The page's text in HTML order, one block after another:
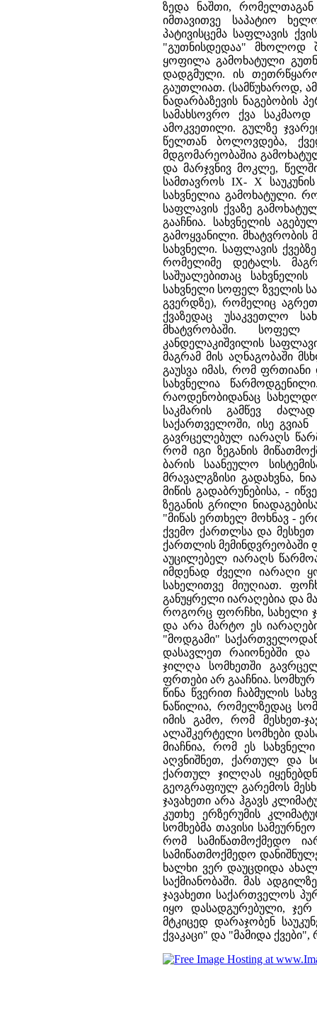
ზედა ნაშთი, რომელთაგან
იმთავითვე საპატიო
პატივისცემა საფლავის
"გუთნისდედაა" მხოლოდ
ყოფილა გამოხატული
დადგმული. ის
გაუთლიათ. (სამწუხაროდ,
ნადარბაზევის ნაგებობის
სამახსოვრო ქვა
ამოკვეთილი. გულზე
წელთან ბოლოვდება,
მდგომარეობაშია
და მარჯვნივ მოკლე,
სამთავროს IX- X
სახვნელია გამოხატული.
საფლავის ქვაზე
გააჩნია. სახვნელის
გამოყვანილი.
სახვნელი. საფლავის
რომელიმე დეტალს.
საშუალებითაც
სახვნელი სოფელ ზველის
გვერდზე), რომელიც
ქვაზედაც უსაკვეთლო
მხატვრობაში. სოფელ
კანდელაკიშვილის
მაგრამ მის აღნაგობაში
გაუსვა იმას, რომ
სახვნელია
რაოდენობიდანაც
საკმარის გამწევ
საქართველოში, ისე
გავრცელებულ იარაღს
რომ იგი ზეგანის
ბარის საანეულო
მრავალგზისი გადახვნა,
მიწის გადაბრუნებისა, -
ზეგანის გრილი
"მიწას ერთხელ მოხნავ -
ქვემო ქართლსა და მესხეთ
ქართლის მემინდვრეობაში
აუცილებელ იარაღს
იმდენად ძველი იარაღი
სახელითვე მიუღიათ.
განუყრელი იარაღებია და
როგორც ფორჩხი, სახელი
და არა მარტო ეს
"მოდგამი"
დასავლეთ რაიონებში და
ჯილღა სომხეთში
ფრთები არ გააჩნია.
წინა წვერით ჩაბმულის
ნაწილია, რომელზედაც
იმის გამო, რომ მესხეთ-
ალაშკერტელი სომხები
მიაჩნია, რომ ეს
აღვნიშნეთ, ქართულ და
ქართულ ჯილღას
გეოგრაფიულ გარემოს
ჯავახეთი არა ჰგავს
კუთხე ერზერუმის
სომხებმა თავისი
რომ სამიწათმოქმედო
სამიწათმოქმედო
ხალხი ვერ დაუცდიდა ახალ
საქმიანობაში. მას
ჯავახეთი საქართველოს
იყო დასადგურებული,
მტკიცედ დარაჯობენ
ქვაკაცი" და "მამიდა